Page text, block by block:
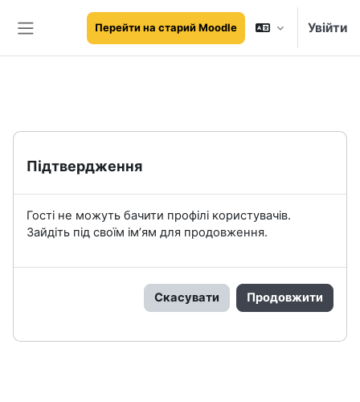
Бокова панель
Перейти на старий Moodle Увійти
Підтвердження
Гості не можуть бачити профілі користувачів.
Зайдіть під своїм ім’ям для продовження.
Скасувати Продовжити